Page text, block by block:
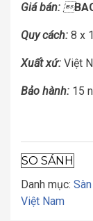
Giá bán: 
Quy cách: 8 x
Xuất xứ: Việt
Bảo hành: 15
SO SÁNH
Danh mục:
Việt Nam